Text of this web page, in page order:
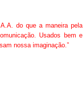
do que a maneira pela
Usados bem e
nossa imaginação.”